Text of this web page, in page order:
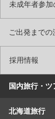
未成年者参
ご出発までの
採用情報
国内旅行・ツ
北海道旅行